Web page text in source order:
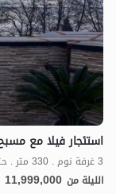
3 غرفة نوم . 330 متر . حتى 8 ضيف
الليلة من 11,999,000